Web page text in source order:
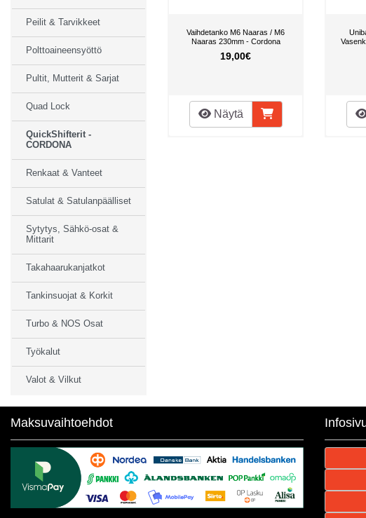
Vaihdetanko M6 Naaras / M6
Naaras 230mm - Cordona
19,00€
Näytä
Peilit & Tarvikkeet
Polttoaineensyöttö
Pultit, Mutterit & Sarjat
Quad Lock
QuickShifterit -
CORDONA
Renkaat & Vanteet
Satulat & Satulanpäälliset
Sytytys, Sähkö-osat &
Mittarit
Takahaarukanjatkot
Tankinsuojat & Korkit
Turbo & NOS Osat
Työkalut
Valot & Vilkut
Maksuvaihtoehdot